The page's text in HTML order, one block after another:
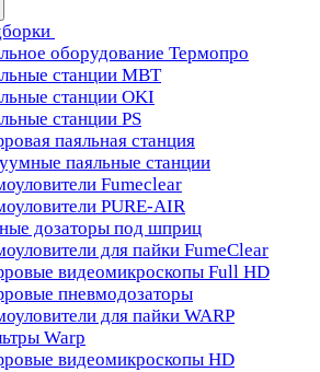
оборудование Термопро
станции MBT
станции OKI
станции PS
паяльная станция
паяльные станции
Fumeclear
PURE-AIR
дозаторы под шприц
для пайки FumeClear
видеомикроскопы Full HD
пневмодозаторы
для пайки WARP
Warp
видеомикроскопы HD